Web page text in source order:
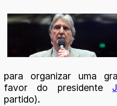
para organizar uma
favor do presidente
partido).